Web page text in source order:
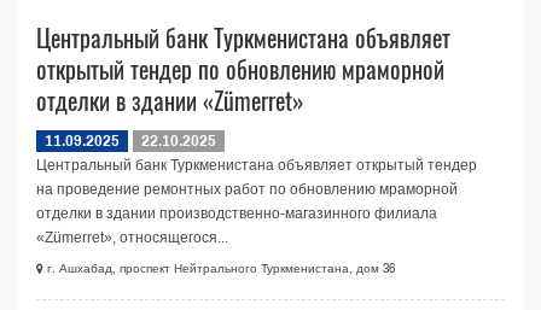
Центральный банк Туркменистана объявляет
открытый тендер по обновлению мраморной
отделки в здании «Zümerret»
11.09.2025
22.10.2025
Центральный банк Туркменистана объявляет открытый тендер
на проведение ремонтных работ по обновлению мраморной
отделки в здании производственно‑магазинного филиала
«Zümerret», относящегося...
г. Ашхабад, проспект Нейтрального Туркменистана, дом 36